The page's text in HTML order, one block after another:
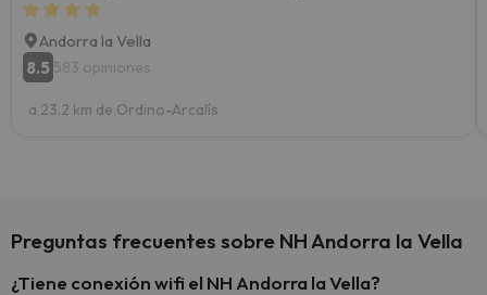
Andorra la Vella
8.5 583 opiniones
a 23.2 km de Ordino-Arcalís
Preguntas frecuentes sobre NH Andorra la Vella
¿Tiene conexión wifi el NH Andorra la Vella?